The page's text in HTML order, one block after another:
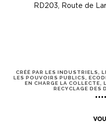
RD203, Route de
CRÉÉ PAR LES INDUSTRIELS,
LES POUVOIRS PUBLICS,
EN CHARGE LA COLLECTE,
RECYCLAGE DES